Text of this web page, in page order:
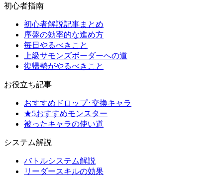
初心者指南
初心者解説記事まとめ
序盤の効率的な進め方
毎日やるべきこと
上級サモンズボーダーへの道
復帰勢がやるべきこと
お役立ち記事
おすすめドロップ･交換キャラ
★5おすすめモンスター
被ったキャラの使い道
システム解説
バトルシステム解説
リーダースキルの効果